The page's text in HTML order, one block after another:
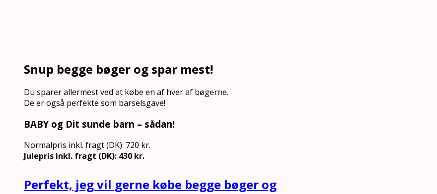
Snup begge bøger og spar mest!
Du sparer allermest ved at købe en af hver af bøgerne.
De er også perfekte som barselsgave!
BABY og Dit sunde barn – sådan!
Normalpris inkl. fragt (DK): 720 kr.
Julepris inkl. fragt (DK): 430 kr.
Perfekt, jeg vil gerne købe begge bøger og